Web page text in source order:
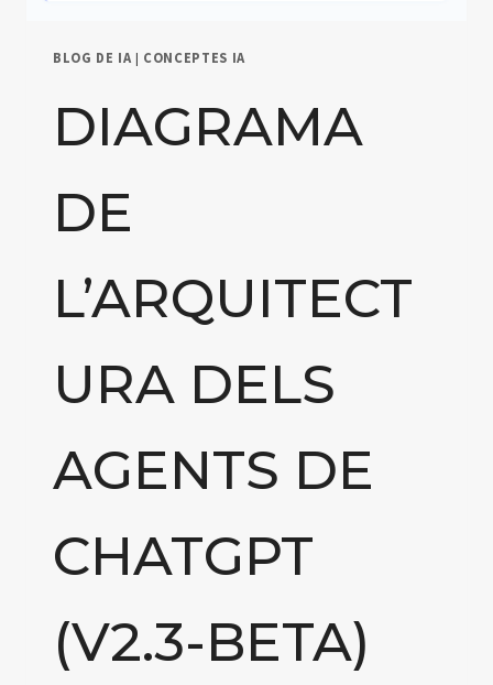
制
解
BLOG DE IA | CONCEPTES IA
DIAGRAMA
DE
L’ARQUITECT
URA DELS
AGENTS DE
CHATGPT
(V2.3-BETA)